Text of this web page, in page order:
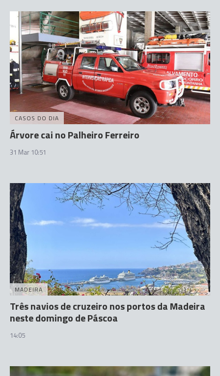
CASOS DO DIA
Árvore cai no Palheiro Ferreiro
31 Mar 10:51
MADEIRA
Três navios de cruzeiro nos portos da Madeira
neste domingo de Páscoa
14:05